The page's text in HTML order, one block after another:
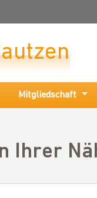
Mitgliedschaft
Ihrer